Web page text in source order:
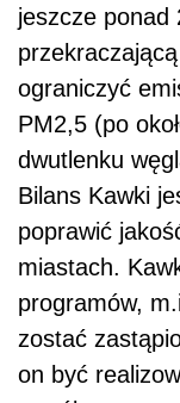
jeszcze ponad
ograniczyć
PM2,5 (po
dwutlenku
Bilans Kawki
poprawić
miastach.
programów,
zostać
on być